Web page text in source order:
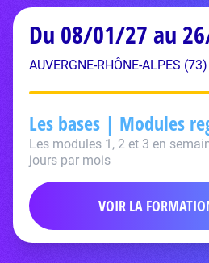
Du 08/01/27 au
AUVERGNE-RHÔNE-ALPES (73)
Les bases | Modules
Les modules 1, 2 et 3 en
jours par mois
VOIR LA